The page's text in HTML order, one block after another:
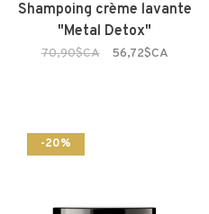
Shampoing crème lavante
"Metal Detox"
70,90$CA 56,72$CA
-20%